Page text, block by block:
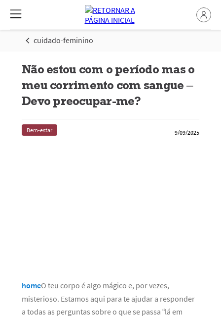
cuidado-feminino
Não estou com o período mas o
meu corrimento com sangue –
Devo preocupar-me?
Bem-estar 9/09/2025
homeO teu corpo é algo mágico e, por vezes,
misterioso. Estamos aqui para te ajudar a responder
a todas as perguntas sobre o que se passa “lá em